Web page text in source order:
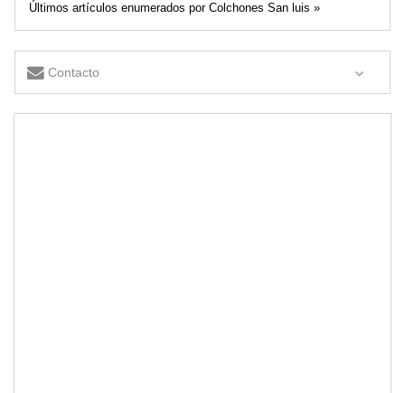
Últimos artículos enumerados por Colchones San luis »
Contacto